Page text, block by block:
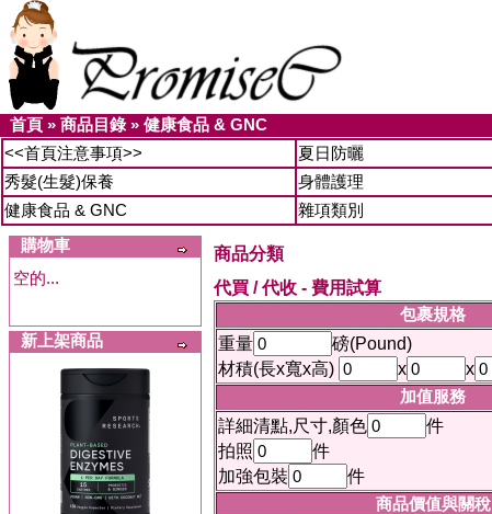
首頁 » 商品目錄» 健康食品 & GNC
<<首頁注意事項>>
夏日防曬
秀髮(生髮)保養
身體護理
健康食品 & GNC
雜項類別
購物車
空的...
新上架商品
商品分類
代買 / 代收 - 費用試算
包裹規格
重量
磅(Pound)
材積(長x寬x高)
x x
加值服務
詳細清點,尺寸,顏色
件
拍照
件
加強包裝
件
商品價值與關稅